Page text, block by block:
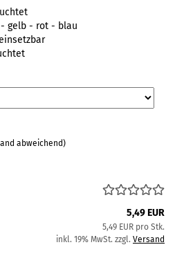
- gelb - rot - blau
abweichend)
5,49 EUR
5,49 EUR pro Stk.
inkl. 19% MwSt. zzgl. Versand